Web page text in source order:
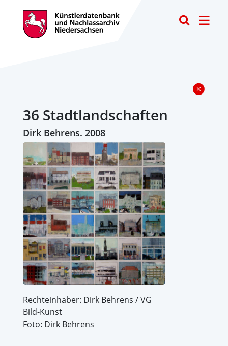
36 Stadtlandschaften
Dirk Behrens. 2008
Rechteinhaber: Dirk Behrens / VG
Bild-Kunst
Foto: Dirk Behrens